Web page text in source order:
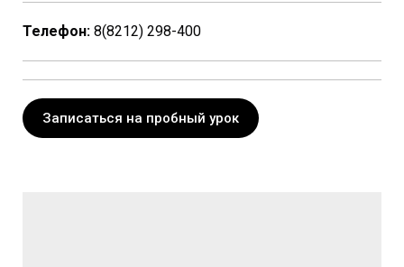
Телефон: 8(8212) 298-400
Записаться на пробный урок